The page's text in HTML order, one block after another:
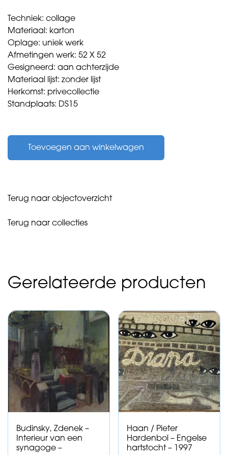
Techniek: collage
Materiaal: karton
Oplage: uniek werk
Afmetingen werk: 52 X 52
Gesigneerd: aan achterzijde
Materiaal lijst: zonder lijst
Herkomst: privecollectie
Standplaats: DS15
Otto
Schicht
1991
Toevoegen aan winkelwagen
Terug naar objectoverzicht
Terug naar collecties
Gerelateerde producten
Budinsky, Zdenek –
Interieur van een
synagoge –
Haan / Pieter
Hardenbol – Engelse
hartstocht – 1997